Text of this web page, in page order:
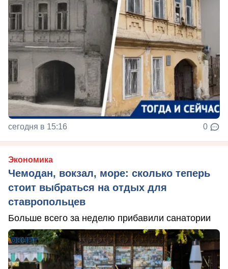
сегодня в 15:16 0
Экономика
Чемодан, вокзал, море: сколько теперь
стоит выбраться на отдых для
ставропольцев
Больше всего за неделю прибавили санатории